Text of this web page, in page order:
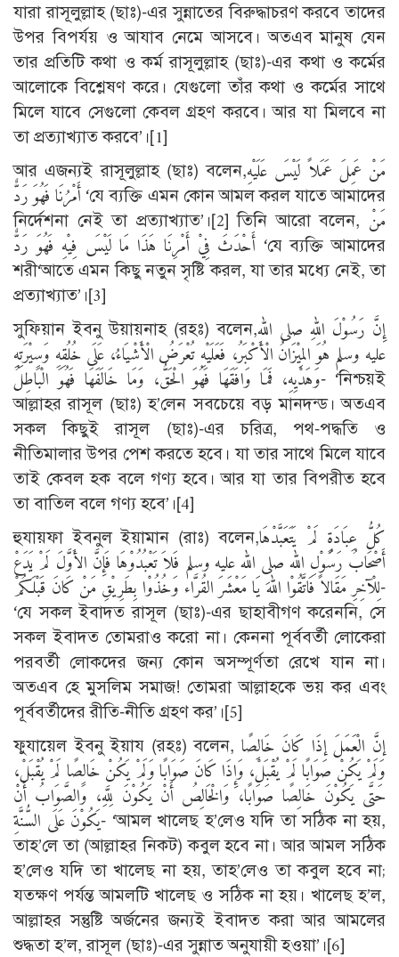
যারা রাসূলুল্লাহ (ছাঃ)-এর সুন্নাতের বিরুদ্ধাচরণ করবে তাদের
উপর বিপর্যয় ও আযাব নেমে আসবে। অতএব মানুষ যেন
তার প্রতিটি কথা ও কর্ম রাসূলুল্লাহ (ছাঃ)-এর কথা ও কর্মের
আলোকে বিশ্লেষণ করে। যেগুলো তাঁর কথা ও কর্মের সাথে
মিলে যাবে সেগুলো কেবল গ্রহণ করবে। আর যা মিলবে না
তা প্রত্যাখ্যাত করবে’।[1]
আর এজন্যই রাসূলুল্লাহ (ছাঃ) বলেন,مَنْ عَمِلَ عَمَلاً لَيْسَ عَلَيْهِ
أَمْرُنَا فَهُوَ رَدٌّ ‘যে ব্যক্তি এমন কোন আমল করল যাতে আমাদের
নির্দেশনা নেই তা প্রত্যাখ্যাত’।[2] তিনি আরো বলেন, مَنْ
أَحْدَثَ فِيْ أَمْرِنَا هَذَا مَا لَيْسَ فِيْهِ فَهُوَ رَدٌّ ‘যে ব্যক্তি আমাদের
শরী‘আতে এমন কিছু নতুন সৃষ্টি করল, যা তার মধ্যে নেই, তা
প্রত্যাখ্যাত’।[3]
সুফিয়ান ইবনু উয়ায়নাহ (রহঃ) বলেন,إِنَّ رَسُوْلَ اللهِ صلى الله
عليه وسلم هُوَ المِيْزَانُ الْأَكْبَرُ، فَعَلَيْهِ تُعْرَضُ الْأَشْيَاءُ، عَلَى خُلُقِهِ وَسِيْرَتِهِ
وَهَدْيِهِ، فَمَا وَافَقَهَا فَهُوَ الْحَقُّ، وَمَا خَالَفَهَا فَهُوَ الْبَاطِلُ- ‘নিশ্চয়ই
আল্লাহর রাসূল (ছাঃ) হ’লেন সবচেয়ে বড় মানদন্ড। অতএব
সকল কিছুই রাসূল (ছাঃ)-এর চরিত্র, পথ-পদ্ধতি ও
নীতিমালার উপর পেশ করতে হবে। যা তার সাথে মিলে যাবে
তাই কেবল হক বলে গণ্য হবে। আর যা তার বিপরীত হবে
তা বাতিল বলে গণ্য হবে’।[4]
হুযায়ফা ইবনুল ইয়ামান (রাঃ) বলেন,كُلُّ عِبَادَةٍ لَمْ يَتَعَبَّدْهَا
أَصْحَابُ رَسُوْلِ الله صلى الله عليه وسلم فَلاَ تَعْبُدُوْهَا فَإِنَّ الأَوَّلَ لَمْ يَدَعْ
لِلْآخِرِ مَقَالاً فَاتَّقُوْا اللهَ يَا مَعْشَرَ القُرَّاء وَخُذُوْا بِطَرِيْقِ مَنْ كَانَ قَبْلَكُمْ-
‘যে সকল ইবাদত রাসূল (ছাঃ)-এর ছাহাবীগণ করেননি, সে
সকল ইবাদত তোমরাও করো না। কেননা পূর্ববর্তী লোকেরা
পরবর্তী লোকদের জন্য কোন অসম্পূর্ণতা রেখে যান না।
অতএব হে মুসলিম সমাজ! তোমরা আল্লাহকে ভয় কর এবং
পূর্ববর্তীদের রীতি-নীতি গ্রহণ কর’।[5]
ফুযায়েল ইবনু ইয়ায (রহঃ) বলেন, إنَّ الْعَمَلَ إذَا كَانَ خَالِصًا
وَلَمْ يَكُنْ صَوَابًا لَمْ يُقْبَلْ، وَإِذَا كَانَ صَوَابًا وَلَمْ يَكُنْ خَالِصًا لَمْ يُقْبَلْ،
حَتَّى يَكُوْنَ خَالِصًا صَوَابًا، وَالْخَالِصُ أَنْ يَكُوْنَ لِلَّهِ، وَالصَّوَابُ أَنْ
يَكُوْنَ عَلَى السُّنَّةِ- ‘আমল খালেছ হ’লেও যদি তা সঠিক না হয়,
তাহ’লে তা (আল্লাহর নিকট) কবুল হবে না। আর আমল সঠিক
হ’লেও যদি তা খালেছ না হয়, তাহ’লেও তা কবুল হবে না;
যতক্ষণ পর্যন্ত আমলটি খালেছ ও সঠিক না হয়। খালেছ হ’ল,
আল্লাহর সন্তুষ্টি অর্জনের জন্যই ইবাদত করা আর আমলের
শুদ্ধতা হ’ল, রাসূল (ছাঃ)-এর সুন্নাত অনুযায়ী হওয়া’।[6]